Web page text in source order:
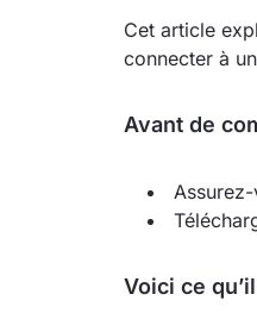
Cet article
connecter à
Avant de
Voici ce